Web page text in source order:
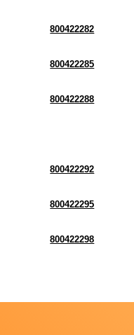
800422282
800422285
800422288
800422292
800422295
800422298